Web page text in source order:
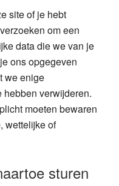
site of je hebt
om een
data die we van je
ons opgegeven
we enige
verwijderen.
moeten bewaren
wettelijke of
sturen